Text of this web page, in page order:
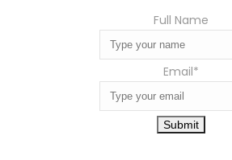
Full Name
Email*
Submit